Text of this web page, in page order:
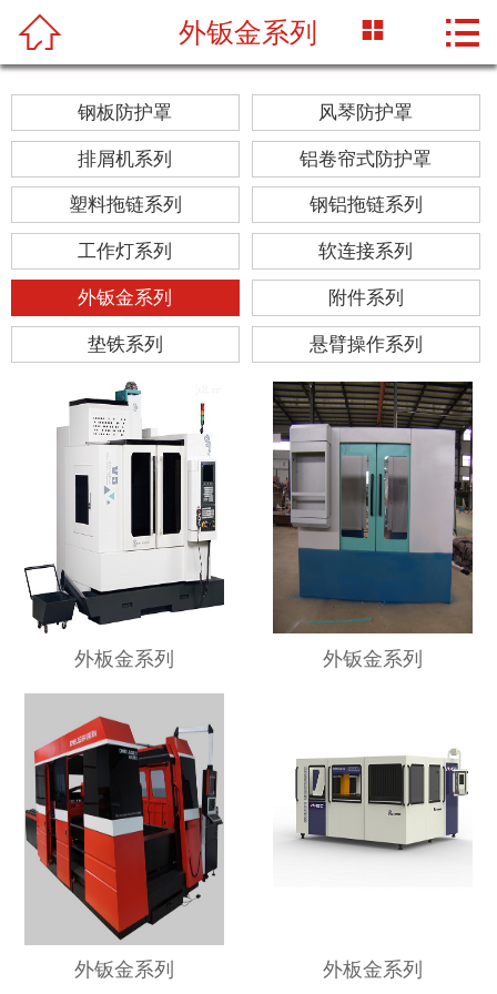
 首页
产品中心
新闻资讯
工程案例
车间设备
 外钣金系列  
钢板防护罩 风琴防护罩
排屑机系列 铝卷帘式防护罩
塑料拖链系列 钢铝拖链系列
工作灯系列 软连接系列
外钣金系列 附件系列
垫铁系列 悬臂操作系列
外板金系列 外钣金系列
外钣金系列 外板金系列